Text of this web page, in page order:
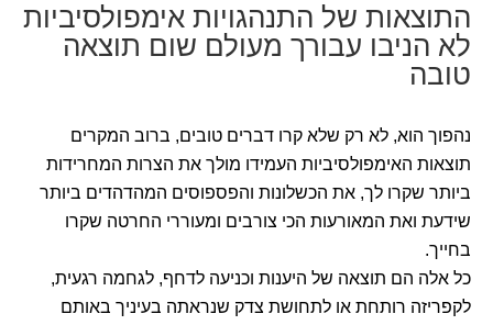
התוצאות של התנהגויות אימפולסיביות
לא הניבו עבורך מעולם שום תוצאה
טובה
נהפוך הוא, לא רק שלא קרו דברים טובים, ברוב המקרים
תוצאות האימפולסיביות העמידו מולך את הצרות המחרידות
ביותר שקרו לך, את הכשלונות והפספוסים המהדהדים ביותר
שידעת ואת המאורעות הכי צורבים ומעוררי החרטה שקרו
בחייך.
כל אלה הם תוצאה של היענות וכניעה לדחף, לגחמה רגעית,
לקפריזה רותחת או לתחושת צדק שנראתה בעיניך באותם